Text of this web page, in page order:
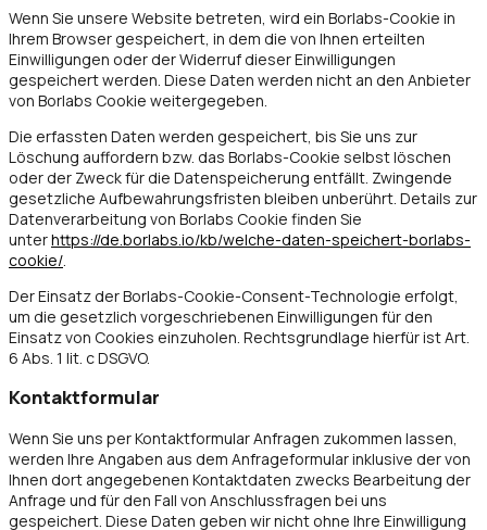
Wenn Sie unsere Website betreten, wird ein Borlabs-Cookie in
Ihrem Browser gespeichert, in dem die von Ihnen erteilten
Einwilligungen oder der Widerruf dieser Einwilligungen
gespeichert werden. Diese Daten werden nicht an den Anbieter
von Borlabs Cookie weitergegeben.
Die erfassten Daten werden gespeichert, bis Sie uns zur
Löschung auffordern bzw. das Borlabs-Cookie selbst löschen
oder der Zweck für die Datenspeicherung entfällt. Zwingende
gesetzliche Aufbewahrungsfristen bleiben unberührt. Details zur
Datenverarbeitung von Borlabs Cookie finden Sie
unterhttps://de.borlabs.io/kb/welche-daten-speichert-borlabs-
cookie/.
Der Einsatz der Borlabs-Cookie-Consent-Technologie erfolgt,
um die gesetzlich vorgeschriebenen Einwilligungen für den
Einsatz von Cookies einzuholen. Rechtsgrundlage hierfür ist Art.
6 Abs. 1 lit. c DSGVO.
Kontaktformular
Wenn Sie uns per Kontaktformular Anfragen zukommen lassen,
werden Ihre Angaben aus dem Anfrageformular inklusive der von
Ihnen dort angegebenen Kontaktdaten zwecks Bearbeitung der
Anfrage und für den Fall von Anschlussfragen bei uns
gespeichert. Diese Daten geben wir nicht ohne Ihre Einwilligung